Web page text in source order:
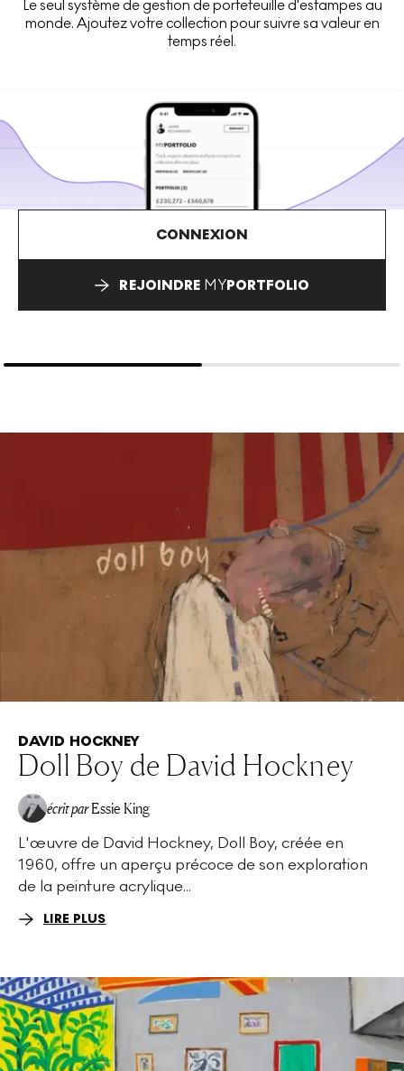
Le seul système de gestion de portefeuille d'estampes au
monde. Ajoutez votre collection pour suivre sa valeur en
temps réel.
CONNEXION
REJOINDRE MYPORTFOLIO
DAVID HOCKNEY
Doll Boy de David Hockney
écrit par Essie King
L'œuvre de David Hockney, Doll Boy, créée en
1960, offre un aperçu précoce de son exploration
de la peinture acrylique...
LIRE PLUS